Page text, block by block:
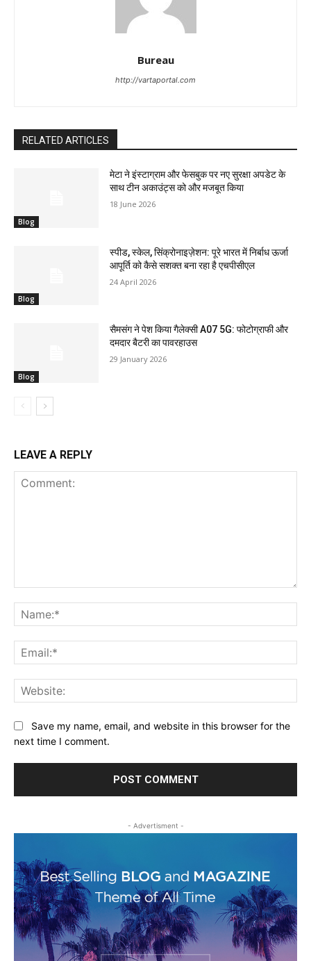
Bureau
http://vartaportal.com
RELATED ARTICLES
Blog
मेटा ने इंस्टाग्राम और फेसबुक पर नए सुरक्षा अपडेट के
साथ टीन अकाउंट्स को और मजबूत किया
18 June 2026
Blog
स्पीड, स्केल, सिंक्रोनाइज़ेशन: पूरे भारत में निर्बाध ऊर्जा
आपूर्ति को कैसे सशक्त बना रहा है एचपीसीएल
24 April 2026
Blog
सैमसंग ने पेश किया गैलेक्सी A07 5G: फोटोग्राफी और
दमदार बैटरी का पावरहाउस
29 January 2026
LEAVE A REPLY
Save my name, email, and website in this browser for the
next time I comment.
- Advertisment -